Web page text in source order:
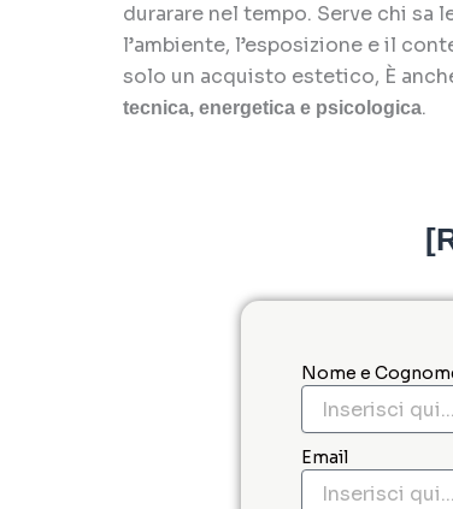
durarare nel tempo. Serve chi sa
l’ambiente, l’esposizione e il
solo un acquisto estetico, È
tecnica, energetica e psicologica.
Nome e
Email